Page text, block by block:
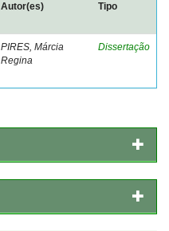
Autor(es) Tipo
PIRES, Márcia
Regina
Dissertação